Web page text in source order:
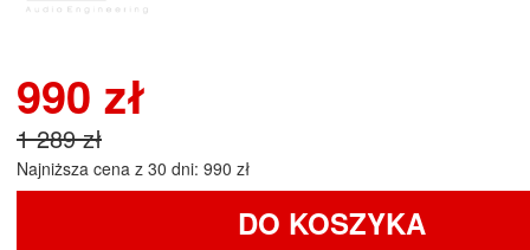
990 zł
1 289 zł
Najniższa cena z 30 dni: 990 zł
DO KOSZYKA